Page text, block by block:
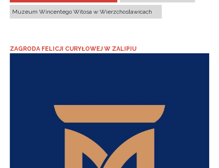
Muzeum Wincentego Witosa w Wierzchosławicach
ZAGRODA FELICJI CURYŁOWEJ W ZALIPIU